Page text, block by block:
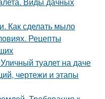
Как сделать мыло
Рецепты
туалет на даче
чертежи и этапы